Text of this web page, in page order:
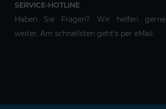
SERVICE-HOTLINE
Haben Sie Fragen? Wir helfen gerne
weiter. Am schnellsten geht's per eMail.